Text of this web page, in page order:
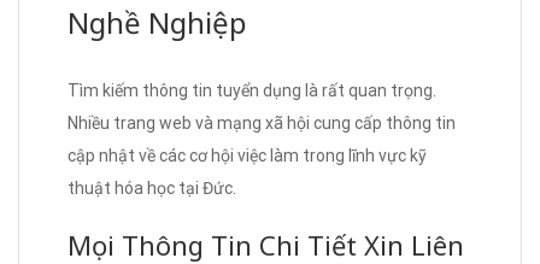
Nghề Nghiệp
Tìm kiếm thông tin tuyển dụng là rất quan trọng.
Nhiều trang web và mạng xã hội cung cấp thông tin
cập nhật về các cơ hội việc làm trong lĩnh vực kỹ
thuật hóa học tại Đức.
Mọi Thông Tin Chi Tiết Xin Liên